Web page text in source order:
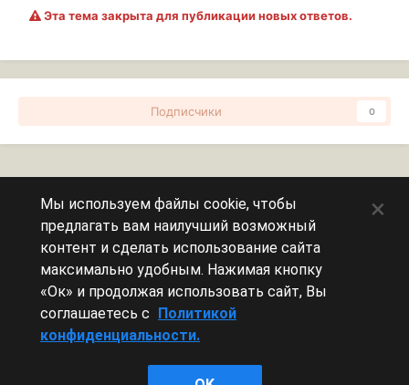
Эта тема закрыта для публикации новых ответов.
Подписчики 0
Сейчас на странице
Эту страницу никто не просматривает.
Леста Игры
Мы используем файлы cookie, чтобы
предлагать вам наилучший возможный
контент и сделать использование сайта
максимально удобным. Нажимая кнопку
«Ок» и продолжая использовать сайт, Вы
соглашаетесь с Политикой
конфиденциальности.
×